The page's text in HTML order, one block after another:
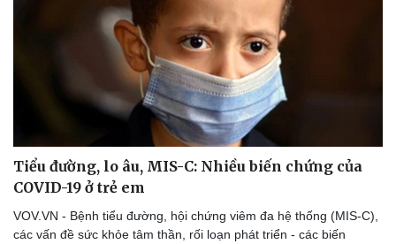
Tiểu đường, lo âu, MIS-C: Nhiều biến chứng của
COVID-19 ở trẻ em
VOV.VN - Bệnh tiểu đường, hội chứng viêm đa hệ thống (MIS-C),
các vấn đề sức khỏe tâm thần, rối loạn phát triển - các biến